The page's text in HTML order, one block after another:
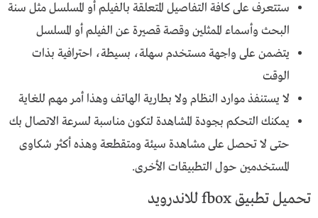
ستتعرف على كافة التفاصيل المتعلقة بالفيلم أو المسلسل مثل سنة
البحث وأسماء الممثلين وقصة قصيرة عن الفيلم أو المسلسل
يتضمن على واجهة مستخدم سهلة، بسيطة، احترافية بذات
الوقت
لا يستنفذ موارد النظام ولا بطارية الهاتف وهذا أمر مهم للغاية
يمكنك التحكم بجودة المشاهدة لتكون مناسبة لسرعة الاتصال بك
حتى لا تحصل على مشاهدة سيئة ومتقطعة وهذه أكثر شكاوى
المستخدمين حول التطبيقات الأخرى.
تحميل تطبيق fbox للاندرويد